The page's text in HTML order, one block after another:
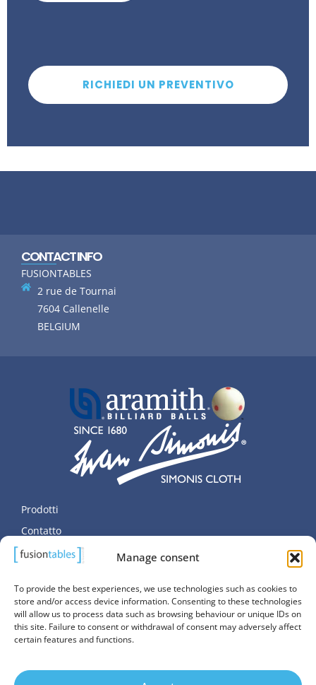
Manage consent
To provide the best experiences, we use technologies such as cookies to
store and/or access device information. Consenting to these technologies
will allow us to process data such as browsing behaviour or unique IDs on
this site. Failure to consent or withdrawal of consent may adversely affect
certain features and functions.
RICHIEDI UN PREVENTIVO
CONTACT INFO
FUSIONTABLES
2 rue de Tournai
7604 Callenelle
BELGIUM
Prodotti
Contatto
Dati personali